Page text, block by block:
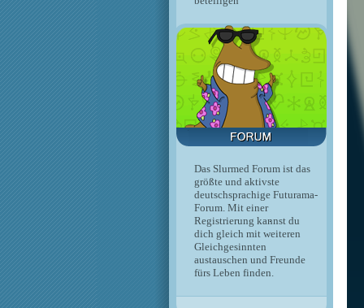
Das Slurmed Forum ist das
größte und aktivste
deutschsprachige Futurama-
Forum. Mit einer
Registrierung kannst du
dich gleich mit weiteren
Gleichgesinnten
austauschen und Freunde
fürs Leben finden.